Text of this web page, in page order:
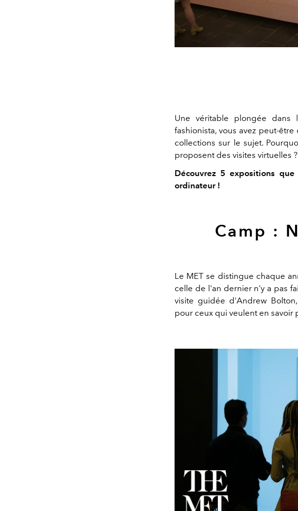
Une véritable plongée
fashionista, vous avez peut-
collections sur le sujet.
proposent des visites virtuelles ?
Découvrez 5 expositions
ordinateur !
Camp :
Le MET se distingue chaque
celle de l'an dernier n'y a pas
visite guidée d'Andrew
pour ceux qui veulent en savoir